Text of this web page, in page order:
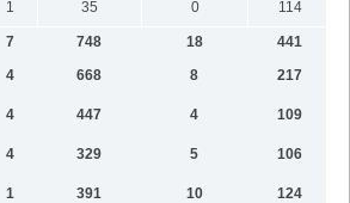
1 35 0 114
7 748 18 441
4 668 8 217
4 447 4 109
4 329 5 106
1 391 10 124